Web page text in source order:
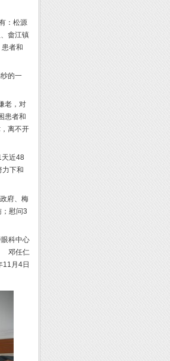
：松源
畬江镇
者和
的一
老，对
患者和
离不开
天近48
力下和
府、梅
慰问3
科中心
邓任仁
11月4日